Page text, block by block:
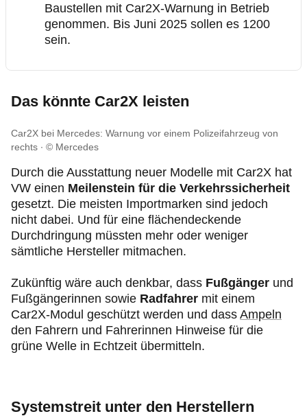
Baustellen mit Car2X-Warnung in Betrieb
genommen. Bis Juni 2025 sollen es 1200
sein.
Das könnte Car2X leisten
Car2X bei Mercedes: Warnung vor einem Polizeifahrzeug von
rechts
© Mercedes
Durch die Ausstattung neuer Modelle mit Car2X hat
VW einen Meilenstein für die Verkehrssicherheit
gesetzt. Die meisten Importmarken sind jedoch
nicht dabei. Und für eine flächendeckende
Durchdringung müssten mehr oder weniger
sämtliche Hersteller mitmachen.
Zukünftig wäre auch denkbar, dass Fußgänger und
Fußgängerinnen sowie Radfahrer mit einem
Car2X-Modul geschützt werden und dass Ampeln
den Fahrern und Fahrerinnen Hinweise für die
grüne Welle in Echtzeit übermitteln.
Systemstreit unter den Herstellern